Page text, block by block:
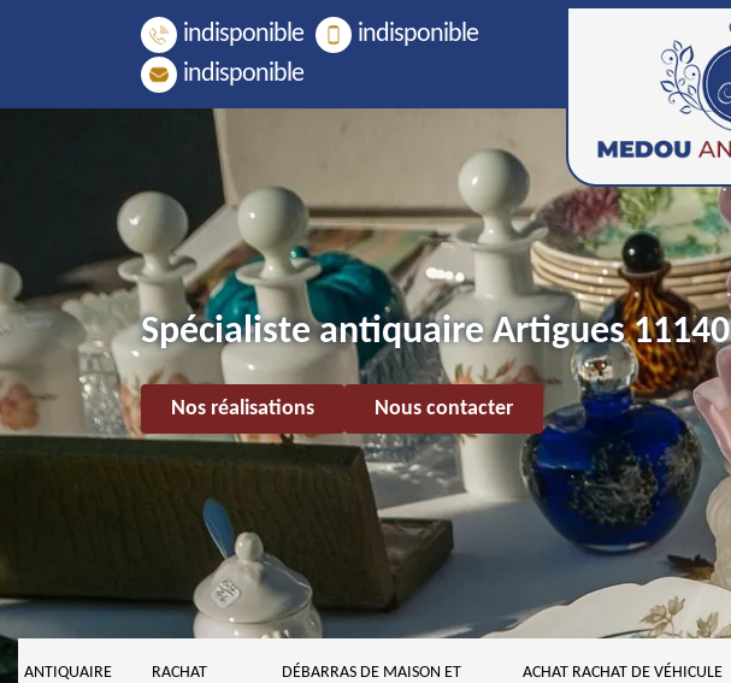
indisponible
indisponible
indisponible
Spécialiste antiquaire Artigues 11140
Nos réalisations Nous contacter
ANTIQUAIRE
RACHAT
DÉBARRAS DE MAISON ET
ACHAT RACHAT DE VÉHICULE